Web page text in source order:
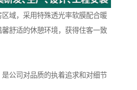
域，采用特殊透光率软膜配合暖
舒适的休憩环境，获得住客一致
公司对品质的执着追求和对细节